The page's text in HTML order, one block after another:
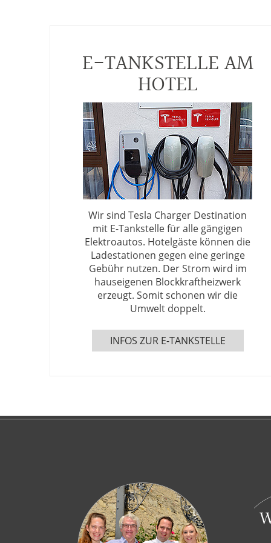
E-TANKSTELLE AM
HOTEL
Wir sind Tesla Charger Destination
mit E-Tankstelle für alle gängigen
Elektroautos. Hotelgäste können die
Ladestationen gegen eine geringe
Gebühr nutzen. Der Strom wird im
hauseigenen Blockkraftheizwerk
erzeugt. Somit schonen wir die
Umwelt doppelt.
INFOS ZUR E-TANKSTELLE